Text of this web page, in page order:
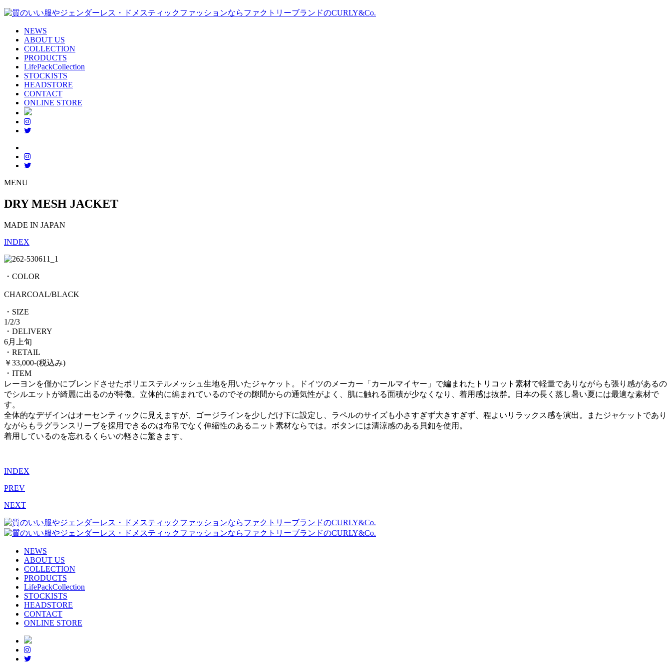
NEWS
ABOUT US
COLLECTION
PRODUCTS
LifePackCollection
STOCKISTS
HEADSTORE
CONTACT
ONLINE STORE
MENU
DRY MESH JACKET
MADE IN JAPAN
INDEX
・COLOR
CHARCOAL/BLACK
・SIZE
1/2/3
・DELIVERY
6月上旬
・RETAIL
￥33,000-(税込み)
・ITEM
レーヨンを僅かにブレンドさせたポリエステルメッシュ生地を用いたジャケット。ドイツのメーカー「カールマイヤー」で編まれたトリコット素材で軽量でありながらも張り感があるの
でシルエットが綺麗に出るのが特徴。立体的に編まれているのでその隙間からの通気性がよく、肌に触れる面積が少なくなり、着用感は抜群。日本の長く蒸し暑い夏には最適な素材で
す。
全体的なデザインはオーセンティックに見えますが、ゴージラインを少しだけ下に設定し、ラペルのサイズも小さすぎず大きすぎず、程よいリラックス感を演出。またジャケットであり
ながらもラグランスリーブを採用できるのは布帛でなく伸縮性のあるニット素材ならでは。ボタンには清涼感のある貝釦を使用。
着用しているのを忘れるくらいの軽さに驚きます。
INDEX
PREV
NEXT
NEWS
ABOUT US
COLLECTION
PRODUCTS
LifePackCollection
STOCKISTS
HEADSTORE
CONTACT
ONLINE STORE